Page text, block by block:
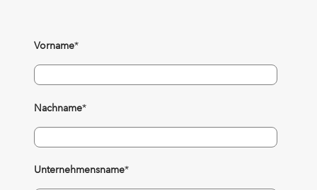
Vorname*
Nachname*
Unternehmensname*